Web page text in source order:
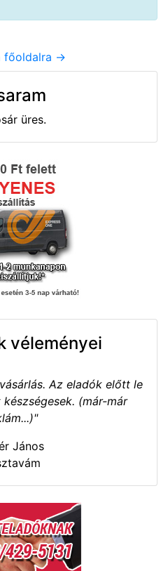
főoldalra ->
üres.
véleményei
Az eladók előtt le
(már-már
János